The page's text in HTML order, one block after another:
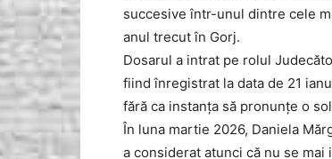
succesive într-unul dintre cele
anul trecut în Gorj.
Dosarul a intrat pe rolul
fiind înregistrat la data de 21
fără ca instanța să pronunțe o
În luna martie 2026, Daniela
a considerat atunci că nu se